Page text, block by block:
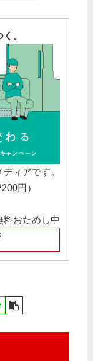
。
ィアです。
円）
料おためし中